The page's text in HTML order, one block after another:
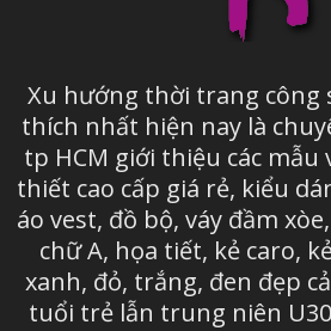
Xu hướng thời trang công
thích nhất hiện nay là
tp HCM giới thiệu các mẫu
thiết cao cấp giá rẻ, kiểu
áo vest, đồ bộ, váy đầm
chữ A, họa tiết, kẻ caro,
xanh, đỏ, trắng, đen đẹp
tuổi trẻ lẫn trung niên